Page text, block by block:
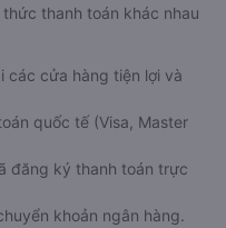
thanh toán khác nhau
các cửa hàng tiện lợi và
quốc tế (Visa, Master
đăng ký thanh toán trực
khoản ngân hàng.